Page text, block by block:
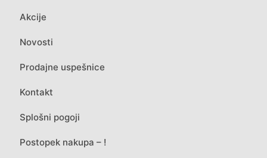
Akcije
Novosti
Prodajne uspešnice
Kontakt
Splošni pogoji
Postopek nakupa – !